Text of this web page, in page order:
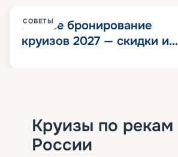
СОВЕТЫ
Раннее бронирование
круизов 2027 — скидки и
Круизы по рекам
России